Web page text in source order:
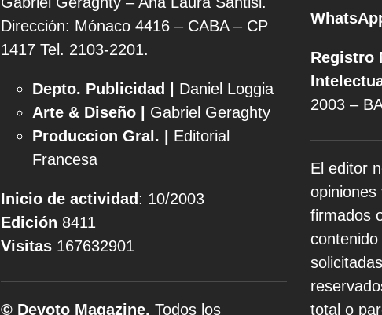
Dirección: Mónaco 4416 – CABA – CP
1417 Tel. 2103-2201.
Depto. Publicidad |
Daniel Loggia
Arte & Diseño | Gabriel Geraghty
Produccion Gral. |
Editorial
Francesa
Inicio de actividad : 10/2003
Edición 8411
Visitas 167632901
© Devoto Magazine. Todos los
Registro
2003 –
El editor
firmados
total o